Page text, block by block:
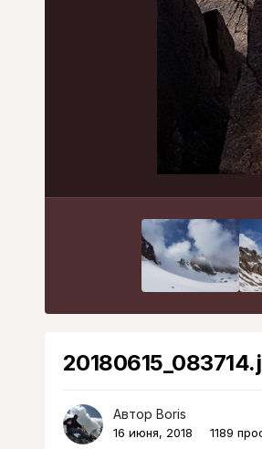
Автор Boris
16 июня, 2018 1189